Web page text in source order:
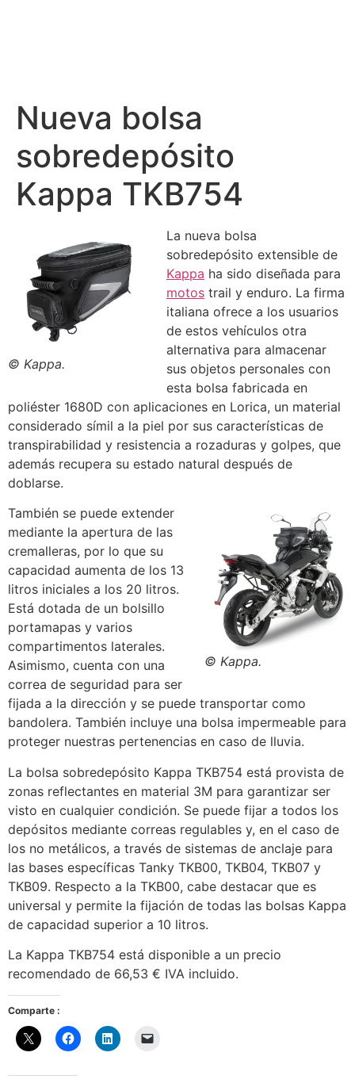
Nueva bolsa
sobredepósito
Kappa TKB754
© Kappa.
La nueva bolsa
sobredepósito extensible de
Kappa ha sido diseñada para
motos trail y enduro. La firma
italiana ofrece a los usuarios
de estos vehículos otra
alternativa para almacenar
sus objetos personales con
esta bolsa fabricada en
poliéster 1680D con aplicaciones en Lorica, un material
considerado símil a la piel por sus características de
transpirabilidad y resistencia a rozaduras y golpes, que
además recupera su estado natural después de
doblarse.
© Kappa.
También se puede extender
mediante la apertura de las
cremalleras, por lo que su
capacidad aumenta de los 13
litros iniciales a los 20 litros.
Está dotada de un bolsillo
portamapas y varios
compartimentos laterales.
Asimismo, cuenta con una
correa de seguridad para ser
fijada a la dirección y se puede transportar como
bandolera. También incluye una bolsa impermeable para
proteger nuestras pertenencias en caso de lluvia.
La bolsa sobredepósito Kappa TKB754 está provista de
zonas reflectantes en material 3M para garantizar ser
visto en cualquier condición. Se puede fijar a todos los
depósitos mediante correas regulables y, en el caso de
los no metálicos, a través de sistemas de anclaje para
las bases específicas Tanky TKB00, TKB04, TKB07 y
TKB09. Respecto a la TKB00, cabe destacar que es
universal y permite la fijación de todas las bolsas Kappa
de capacidad superior a 10 litros.
La Kappa TKB754 está disponible a un precio
recomendado de 66,53 € IVA incluido.
Comparte :